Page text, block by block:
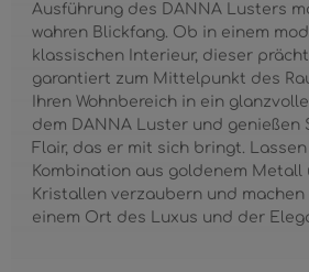
Ausführung des DANNA Lusters
wahren Blickfang. Ob in einem
klassischen Interieur, dieser
garantiert zum Mittelpunkt des
Ihren Wohnbereich in ein
dem DANNA Luster und genießen
Flair, das er mit sich bringt.
Kombination aus goldenem Metall
Kristallen verzaubern und machen
einem Ort des Luxus und der